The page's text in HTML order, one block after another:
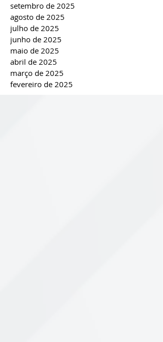
setembro de 2025
agosto de 2025
julho de 2025
junho de 2025
maio de 2025
abril de 2025
março de 2025
fevereiro de 2025